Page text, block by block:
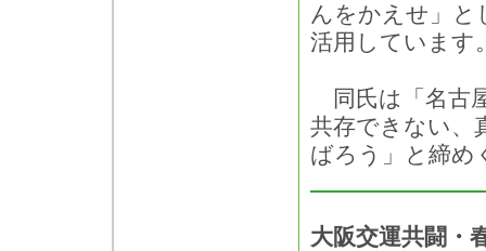
んをかえせ」と
活用しています
同氏は「名古
共存できない、
ばろう」と締め
大阪交運共闘・